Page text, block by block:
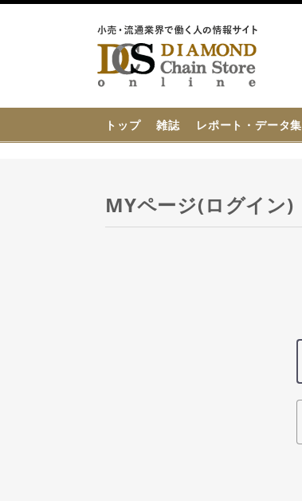
トップ 雑誌 レポート・データ集
MYページ(ログイン)